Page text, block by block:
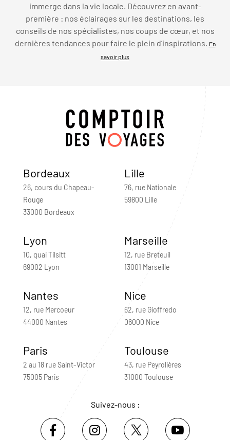
immerge dans la vie locale. Découvrez en avant-
première : nos éclairages sur les destinations, les
conseils de nos spécialistes, nos coups de cœur, et nos
dernières tendances pour faire le plein d’inspirations.
En
savoir plus
Bordeaux
26, cours du Chapeau-
Rouge
33000 Bordeaux
Lille
76, rue Nationale
59800 Lille
Lyon
10, quai Tilsitt
69002 Lyon
Marseille
12, rue Breteuil
13001 Marseille
Nantes
12, rue Mercoeur
44000 Nantes
Nice
62, rue Gioffredo
06000 Nice
Paris
2 au 18 rue Saint-Victor
75005 Paris
Toulouse
43, rue Peyrolières
31000 Toulouse
Suivez-nous :